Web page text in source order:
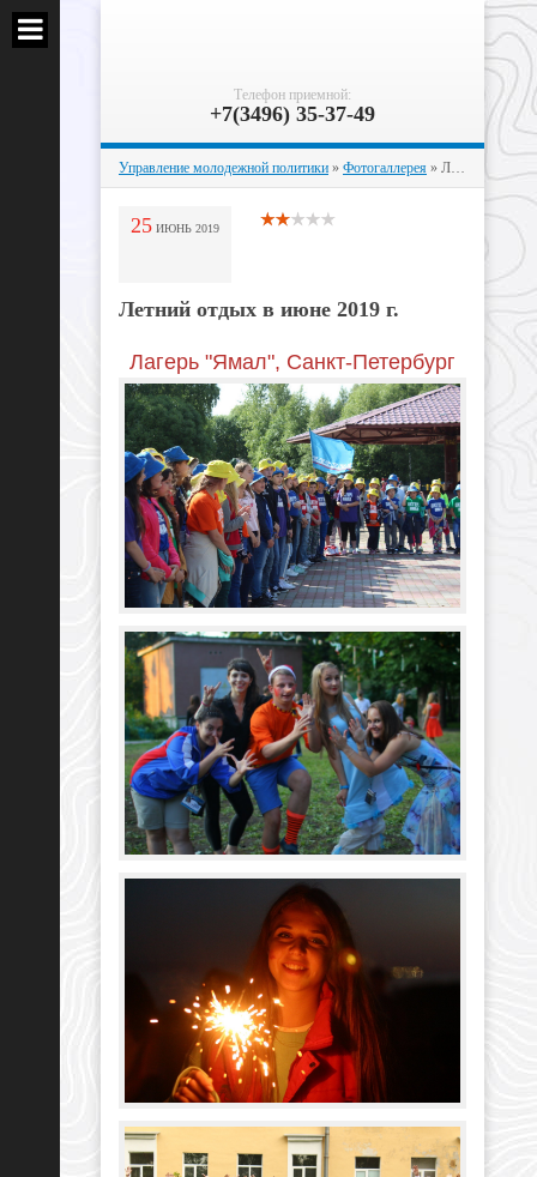
Телефон приемной:
+7(3496) 35-37-49
Управление молодежной политики » Фотогаллерея » Летний отдых в июне 2019 г.
25 ИЮНЬ 2019
Летний отдых в июне 2019 г.
Лагерь "Ямал", Санкт-Петербург